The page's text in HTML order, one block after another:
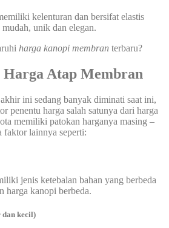
kelenturan dan bersifat elastis
unik dan elegan.
harga kanopi membran terbaru?
Atap Membran
ini sedang banyak diminati saat ini,
penentu harga salah satunya dari harga
memiliki patokan harganya masing –
faktor lainnya seperti:
jenis ketebalan bahan yang berbeda
harga kanopi berbeda.
dan kecil)